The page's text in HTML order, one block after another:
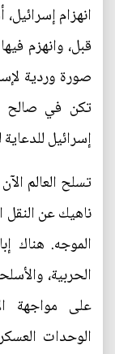
انهزام
صورة وردية
تكن في صالح
إسرائيل
تسلح العالم
ناهيك عن النقل
الموجه. هناك
الحربية،
على مواجهة
الوحدات